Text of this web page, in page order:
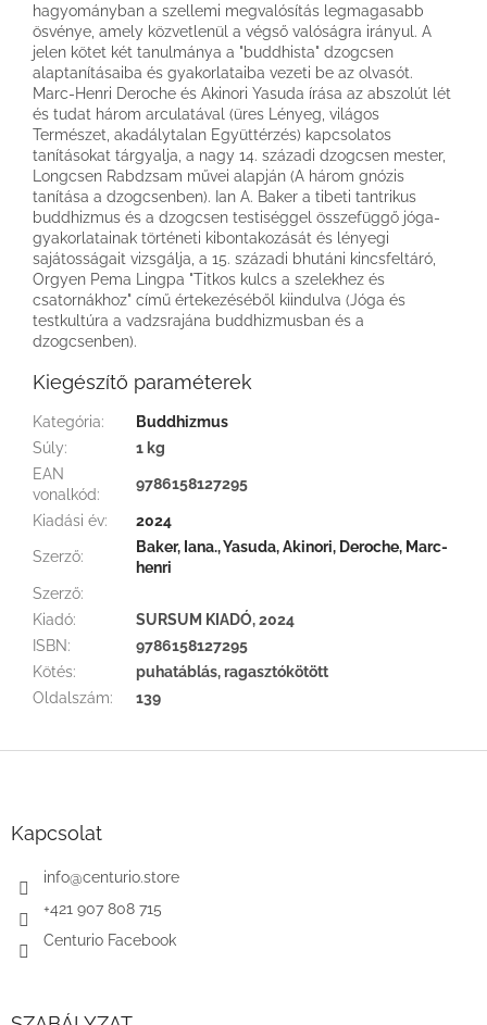
hagyományban a szellemi megvalósítás legmagasabb
ösvénye, amely közvetlenül a végső valóságra irányul. A
jelen kötet két tanulmánya a "buddhista" dzogcsen
alaptanításaiba és gyakorlataiba vezeti be az olvasót.
Marc-Henri Deroche és Akinori Yasuda írása az abszolút lét
és tudat három arculatával (üres Lényeg, világos
Természet, akadálytalan Együttérzés) kapcsolatos
tanításokat tárgyalja, a nagy 14. századi dzogcsen mester,
Longcsen Rabdzsam művei alapján (A három gnózis
tanítása a dzogcsenben). Ian A. Baker a tibeti tantrikus
buddhizmus és a dzogcsen testiséggel összefüggő jóga-
gyakorlatainak történeti kibontakozását és lényegi
sajátosságait vizsgálja, a 15. századi bhutáni kincsfeltáró,
Orgyen Pema Lingpa "Titkos kulcs a szelekhez és
csatornákhoz" című értekezéséből kiindulva (Jóga és
testkultúra a vadzsrajána buddhizmusban és a
dzogcsenben).
Kiegészítő paraméterek
Kategória:
Buddhizmus
Súly:
1 kg
EAN
vonalkód:
9786158127295
Kiadási év: 2024
Szerző:
Baker, Iana., Yasuda, Akinori, Deroche, Marc-
henri
Szerző:
Kiadó:
SURSUM KIADÓ, 2024
ISBN:
9786158127295
Kötés:
puhatáblás, ragasztókötött
Oldalszám: 139
Kapcsolat
info@centurio.store
+421 907 808 715
Centurio Facebook